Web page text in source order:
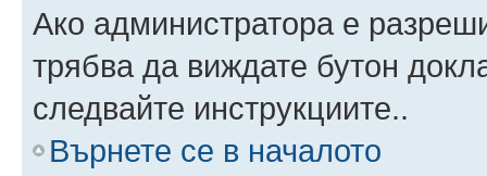
Ако администратора е
трябва да виждате бутон
следвайте инструкциите..
Върнете се в началото